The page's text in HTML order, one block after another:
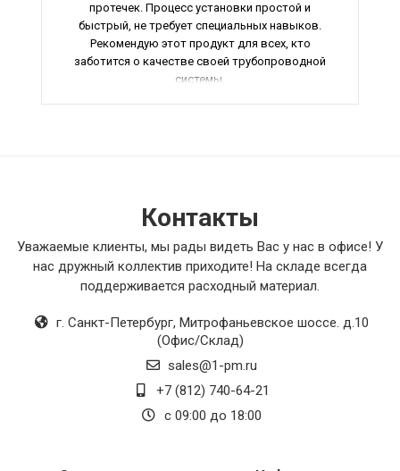
протечек. Процесс установки простой и
быстрый, не требует специальных навыков.
Рекомендую этот продукт для всех, кто
заботится о качестве своей трубопроводной
системы.
Контакты
Уважаемые клиенты, мы рады видеть Вас у нас в офисе! У
нас дружный коллектив приходите! На складе всегда
поддерживается расходный материал.
г. Санкт-Петербург, Митрофаньевское шоссе. д.10
(Офис/Склад)
sales@1-pm.ru
+7 (812) 740-64-21
с 09:00 до 18:00